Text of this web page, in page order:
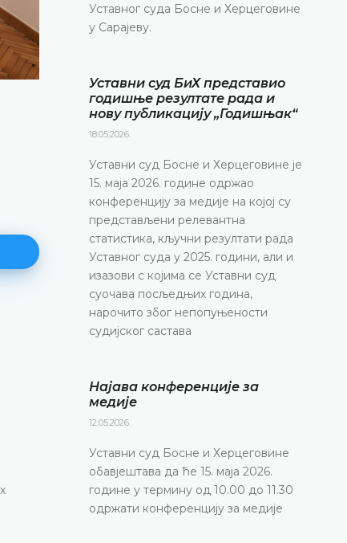
Најава конференције за медије
Уставни суд Босне и Херцеговине обавјештава
маја 2026. године у термину од 10.00 до 11.30
Уставног суда Босне и Херцеговине
у Сарајеву.
Уставни суд БиХ представио
годишње резултате рада и
нову публикацију „Годишњак“
18.05.2026.
Уставни суд Босне и Херцеговине је
15. маја 2026. године одржао
конференцију за медије на којој су
представљени релевантна
статистика, кључни резултати рада
Уставног суда у 2025. години, али и
изазови с којима се Уставни суд
суочава посљедњих година,
нарочито због непопуњености
судијског састава
Најава конференције за
медије
12.05.2026.
Уставни суд Босне и Херцеговине
обавјештава да ће 15. маја 2026.
године у термину од 10.00 до 11.30
одржати конференцију за медије